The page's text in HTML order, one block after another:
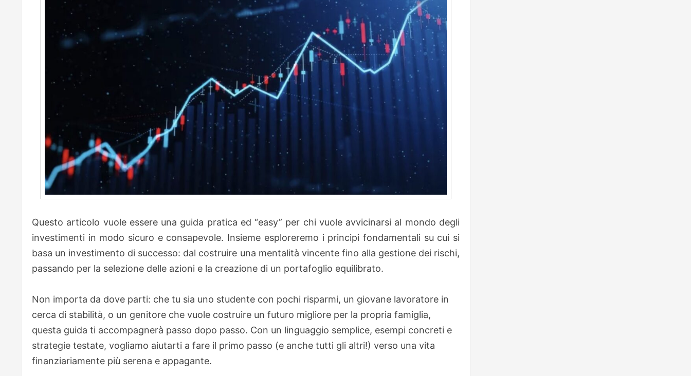
Questo articolo vuole essere una guida pratica ed “easy” per chi vuole avvicinarsi al mondo degli
investimenti in modo sicuro e consapevole. Insieme esploreremo i principi fondamentali su cui si
basa un investimento di successo: dal costruire una mentalità vincente fino alla gestione dei rischi,
passando per la selezione delle azioni e la creazione di un portafoglio equilibrato.
Non importa da dove parti: che tu sia uno studente con pochi risparmi, un giovane lavoratore in
cerca di stabilità, o un genitore che vuole costruire un futuro migliore per la propria famiglia,
questa guida ti accompagnerà passo dopo passo. Con un linguaggio semplice, esempi concreti e
strategie testate, vogliamo aiutarti a fare il primo passo (e anche tutti gli altri!) verso una vita
finanziariamente più serena e appagante.